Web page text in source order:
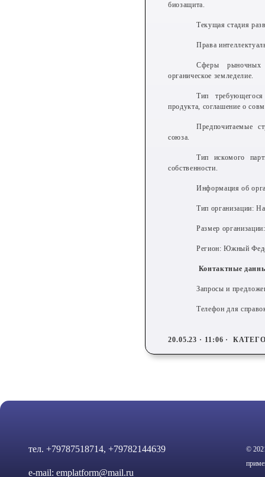
биозащита.
Текущая стадия
Права
Сферы рыночных
органическое земледелие.
Тип
продукта, соглашение о
Предпочитаемые
союза.
Тип искомого
собственности.
Информация об
Тип организации:
Размер
Регион: Южный
Контактные
Запросы и
Телефон для
20.05.23 · 11:06 ·
тел. +79787518714, +79782144639
e-mail: emplatform@mail.ru
©